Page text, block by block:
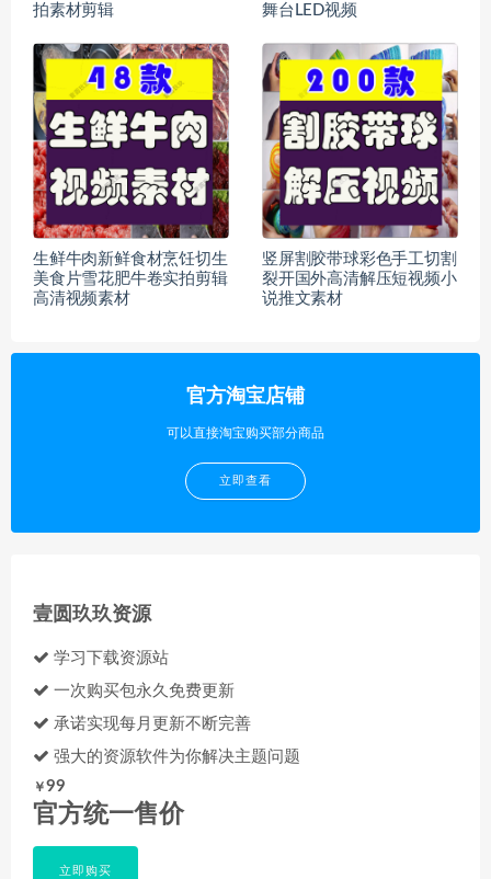
拍素材剪辑
舞台LED视频
生鲜牛肉新鲜食材烹饪切生
美食片雪花肥牛卷实拍剪辑
高清视频素材
竖屏割胶带球彩色手工切割
裂开国外高清解压短视频小
说推文素材
官方淘宝店铺
可以直接淘宝购买部分商品
立即查看
壹圆玖玖资源
学习下载资源站
一次购买包永久免费更新
承诺实现每月更新不断完善
强大的资源软件为你解决主题问题
￥99
官方统一售价
立即购买